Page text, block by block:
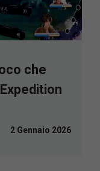
che
2 Gennaio 2026